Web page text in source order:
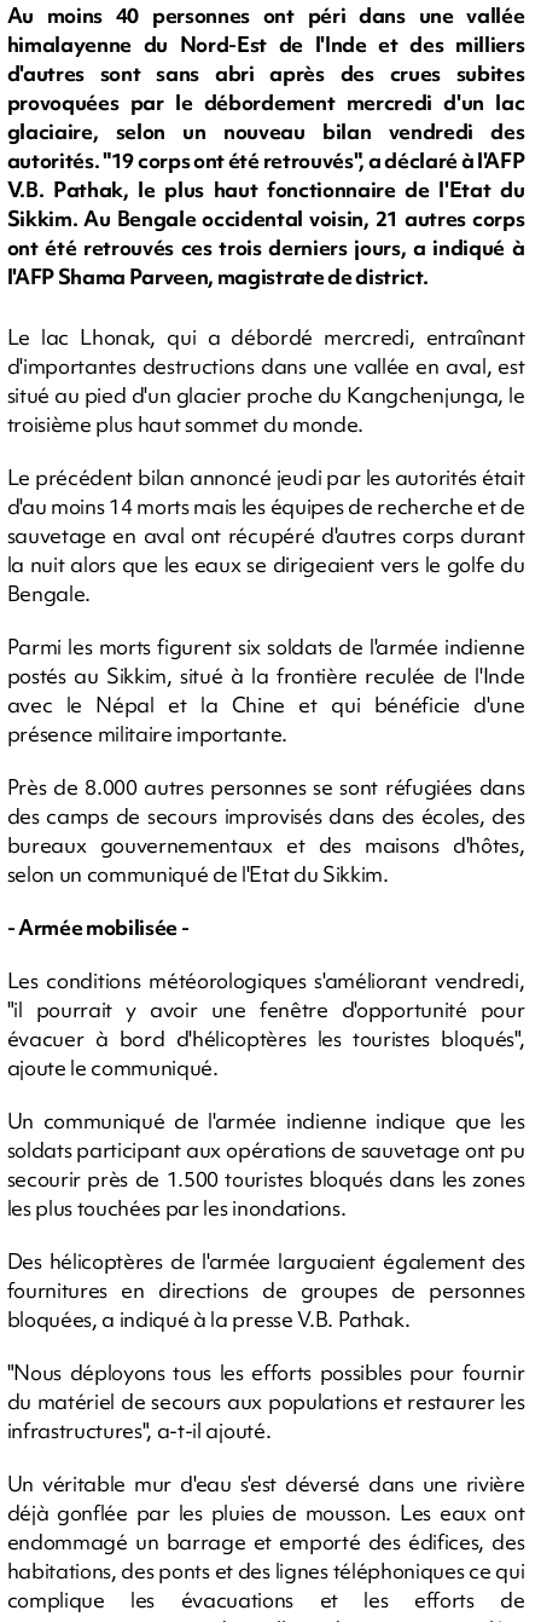
Au moins 40 personnes ont péri dans une vallée
himalayenne du Nord-Est de l'Inde et des milliers
d'autres sont sans abri après des crues subites
provoquées par le débordement mercredi d'un lac
glaciaire, selon un nouveau bilan vendredi des
autorités. "19 corps ont été retrouvés", a déclaré à l'AFP
V.B. Pathak, le plus haut fonctionnaire de l'Etat du
Sikkim. Au Bengale occidental voisin, 21 autres corps
ont été retrouvés ces trois derniers jours, a indiqué à
l'AFP Shama Parveen, magistrate de district.
Le lac Lhonak, qui a débordé mercredi, entraînant
d'importantes destructions dans une vallée en aval, est
situé au pied d'un glacier proche du Kangchenjunga, le
troisième plus haut sommet du monde.
Le précédent bilan annoncé jeudi par les autorités était
d'au moins 14 morts mais les équipes de recherche et de
sauvetage en aval ont récupéré d'autres corps durant
la nuit alors que les eaux se dirigeaient vers le golfe du
Bengale.
Parmi les morts figurent six soldats de l'armée indienne
postés au Sikkim, situé à la frontière reculée de l'Inde
avec le Népal et la Chine et qui bénéficie d'une
présence militaire importante.
Près de 8.000 autres personnes se sont réfugiées dans
des camps de secours improvisés dans des écoles, des
bureaux gouvernementaux et des maisons d'hôtes,
selon un communiqué de l'Etat du Sikkim.
- Armée mobilisée -
Les conditions météorologiques s'améliorant vendredi,
"il pourrait y avoir une fenêtre d'opportunité pour
évacuer à bord d'hélicoptères les touristes bloqués",
ajoute le communiqué.
Un communiqué de l'armée indienne indique que les
soldats participant aux opérations de sauvetage ont pu
secourir près de 1.500 touristes bloqués dans les zones
les plus touchées par les inondations.
Des hélicoptères de l'armée larguaient également des
fournitures en directions de groupes de personnes
bloquées, a indiqué à la presse V.B. Pathak.
"Nous déployons tous les efforts possibles pour fournir
du matériel de secours aux populations et restaurer les
infrastructures", a-t-il ajouté.
Un véritable mur d'eau s'est déversé dans une rivière
déjà gonflée par les pluies de mousson. Les eaux ont
endommagé un barrage et emporté des édifices, des
habitations, des ponts et des lignes téléphoniques ce qui
complique les évacuations et les efforts de